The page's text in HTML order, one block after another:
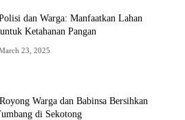
dan Warga: Manfaatkan Lahan
Ketahanan Pangan
23, 2025
Warga dan Babinsa Bersihkan
di Sekotong